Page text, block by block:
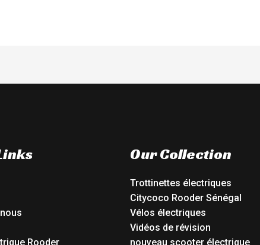
Rooder
Our Collection
Trottinettes électriques
Citycoco Rooder Sénégal
Vélos électriques
Vidéos de révision
nouveau scooter électrique